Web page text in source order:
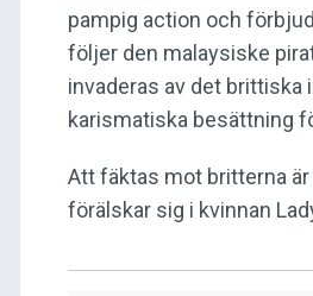
pampig action och
följer den malaysiske
invaderas av det brittiska
karismatiska besättning
Att fäktas mot britterna
förälskar sig i kvinnan